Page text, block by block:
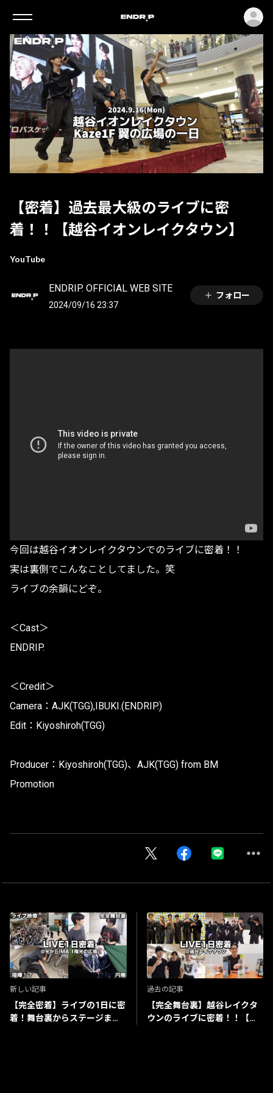
【密着】過去最大級のライブに密
着！！【越谷イオンレイクタウン】
YouTube
ENDRIP. OFFICIAL WEB SITE
2024/09/16 23:37
フォロー
今回は越谷イオンレイクタウンでのライブに密着！！
実は裏側でこんなことしてました。笑
ライブの余韻にどぞ。
＜Cast＞
ENDRIP.
＜Credit＞
Camera：AJK(TGG),IBUKI.(ENDRIP.)
Edit：Kiyoshiroh(TGG)
Producer：Kiyoshiroh(TGG)、AJK(TGG) from BM
Promotion
新しい記事
【完全密着】ライブの1日に密
着！舞台裏からステージまで
過去の記事
【完全舞台裏】越谷レイクタ
ウンのライブに密着！！【事